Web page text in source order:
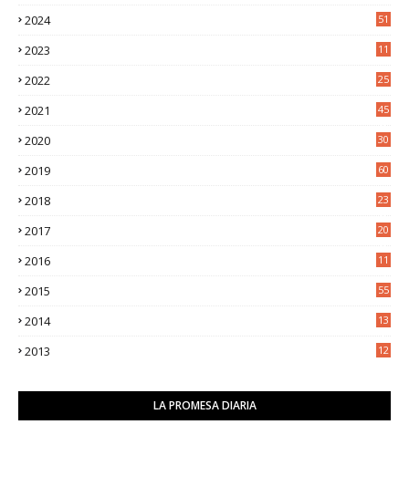
2024 51
2023
11
2022
25
2021
45
2020
30
2019 60
2018
23
2017
20
2016
11
2015 55
2014
13
2013
12
LA PROMESA DIARIA